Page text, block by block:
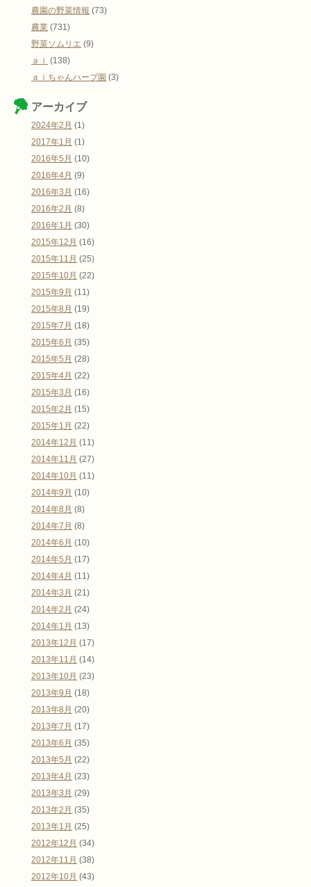
農園の野菜情報 (73)
農業 (731)
野菜ソムリエ (9)
ａｉ (138)
ａｉちゃんハーブ園 (3)
アーカイブ
2024年2月 (1)
2017年1月 (1)
2016年5月 (10)
2016年4月 (9)
2016年3月 (16)
2016年2月 (8)
2016年1月 (30)
2015年12月 (16)
2015年11月 (25)
2015年10月 (22)
2015年9月 (11)
2015年8月 (19)
2015年7月 (18)
2015年6月 (35)
2015年5月 (28)
2015年4月 (22)
2015年3月 (16)
2015年2月 (15)
2015年1月 (22)
2014年12月 (11)
2014年11月 (27)
2014年10月 (11)
2014年9月 (10)
2014年8月 (8)
2014年7月 (8)
2014年6月 (10)
2014年5月 (17)
2014年4月 (11)
2014年3月 (21)
2014年2月 (24)
2014年1月 (13)
2013年12月 (17)
2013年11月 (14)
2013年10月 (23)
2013年9月 (18)
2013年8月 (20)
2013年7月 (17)
2013年6月 (35)
2013年5月 (22)
2013年4月 (23)
2013年3月 (29)
2013年2月 (35)
2013年1月 (25)
2012年12月 (34)
2012年11月 (38)
2012年10月 (43)